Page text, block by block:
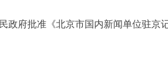
决策公开
府批准《北京市国内新闻单位驻京